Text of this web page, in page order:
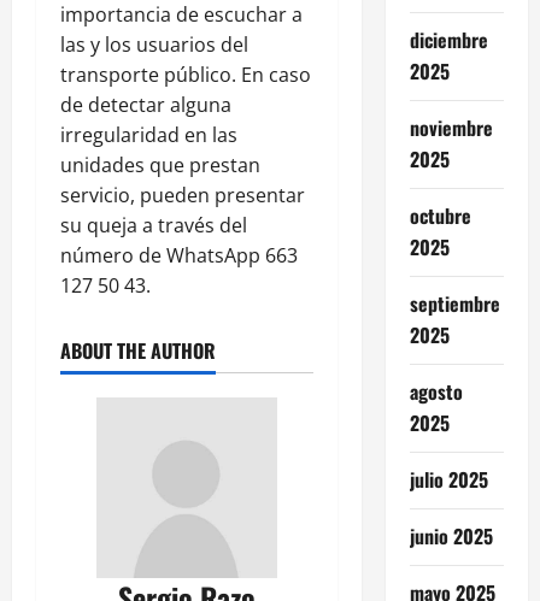
importancia de escuchar a
las y los usuarios del
transporte público. En caso
de detectar alguna
irregularidad en las
unidades que prestan
servicio, pueden presentar
su queja a través del
número de WhatsApp 663
127 50 43.
ABOUT THE AUTHOR
diciembre
2025
noviembre
2025
octubre
2025
septiembre
2025
agosto
2025
julio 2025
junio 2025
mayo 2025